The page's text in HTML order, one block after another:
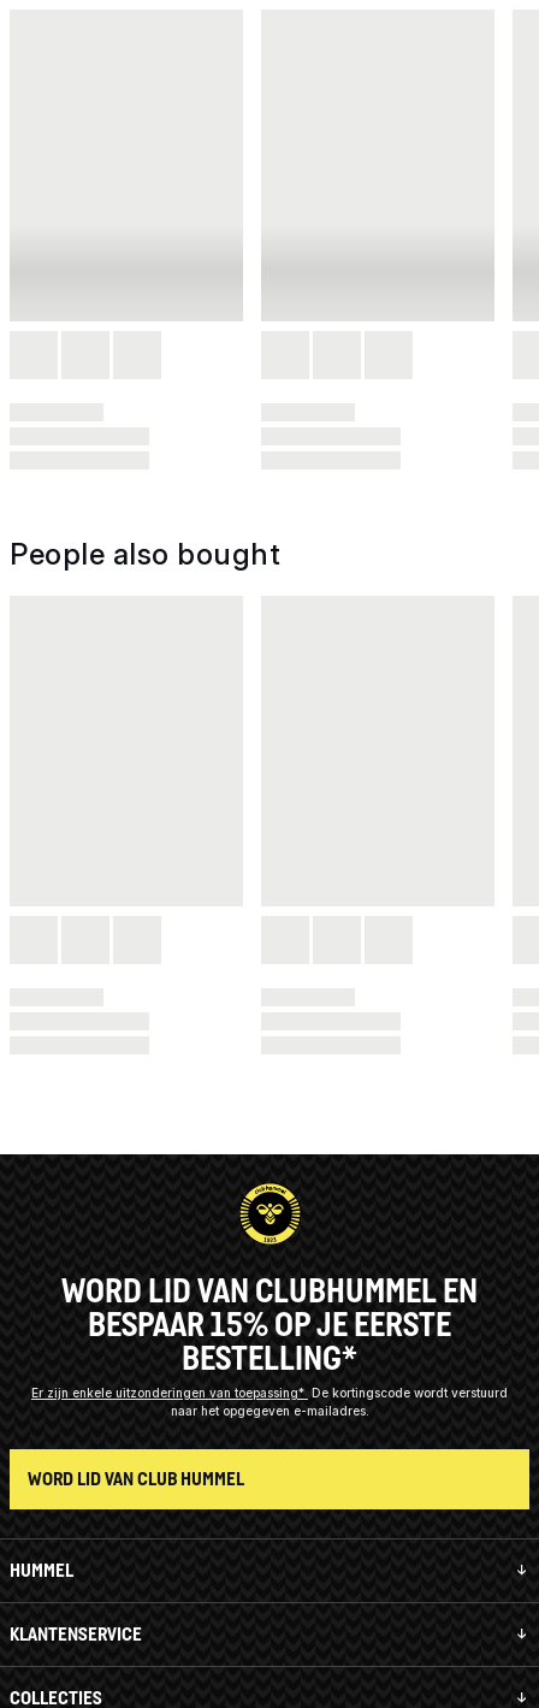
People also bought
HUMMEL
KLANTENSERVICE
COLLECTIES
WORD LID VAN CLUBHUMMEL EN
BESPAAR 15% OP JE EERSTE
BESTELLING*
Er zijn enkele uitzonderingen van toepassing*
De kortingscode wordt verstuurd
naar het opgegeven e-mailadres.
WORD LID VAN CLUB HUMMEL